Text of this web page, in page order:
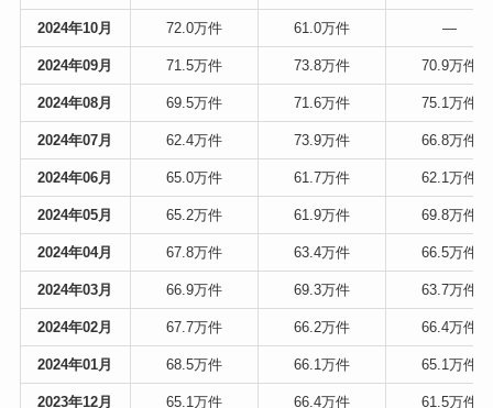
2024年10月 72.0万件 61.0万件 —
2024年09月 71.5万件 73.8万件 70.9万件
2024年08月 69.5万件 71.6万件 75.1万件
2024年07月 62.4万件 73.9万件 66.8万件
2024年06月 65.0万件 61.7万件 62.1万件
2024年05月 65.2万件 61.9万件 69.8万件
2024年04月 67.8万件 63.4万件 66.5万件
2024年03月 66.9万件 69.3万件 63.7万件
2024年02月 67.7万件 66.2万件 66.4万件
2024年01月 68.5万件 66.1万件 65.1万件
2023年12月 65.1万件 66.4万件 61.5万件